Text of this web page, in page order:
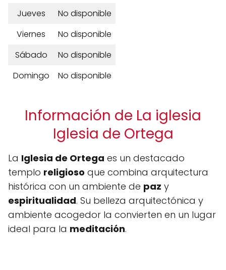
Jueves
No disponible
Viernes
No disponible
Sábado
No disponible
Domingo
No disponible
Información de La iglesia
Iglesia de Ortega
La Iglesia de Ortega es un destacado
templo religioso que combina arquitectura
histórica con un ambiente de paz y
espiritualidad. Su belleza arquitectónica y
ambiente acogedor la convierten en un lugar
ideal para la meditación.